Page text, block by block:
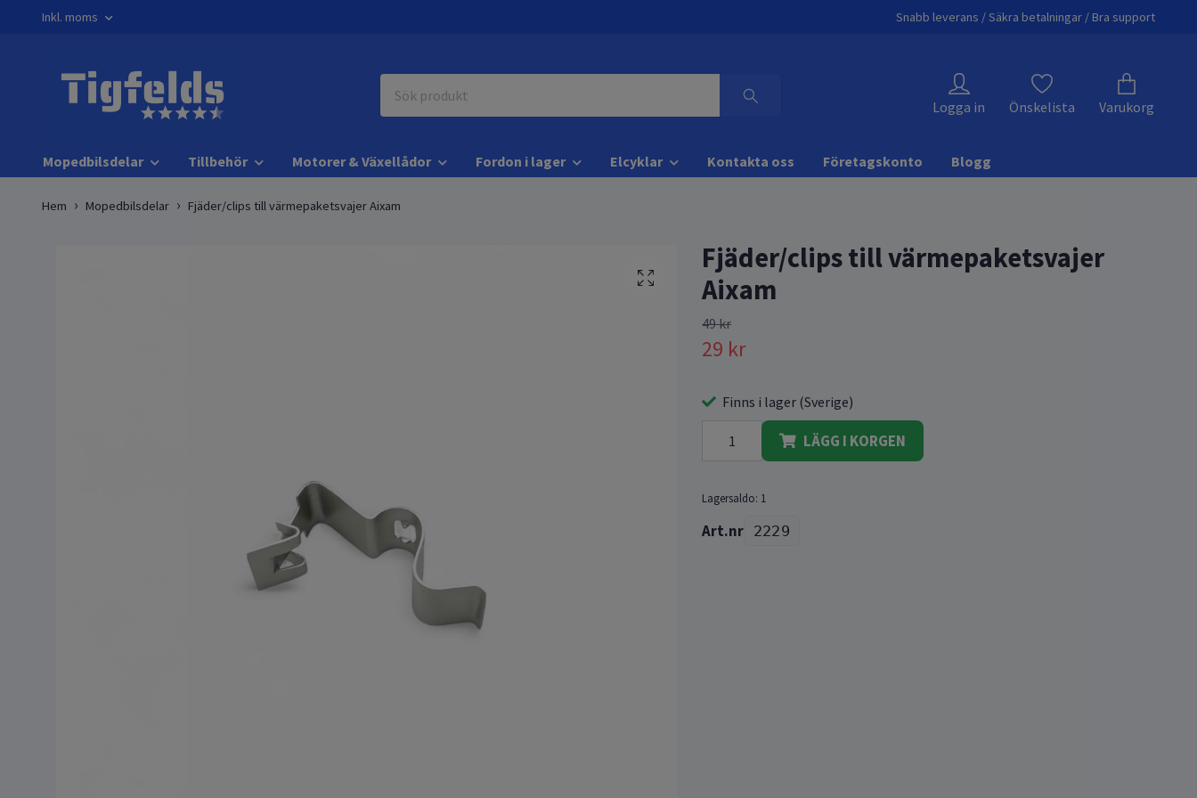
Inkl. moms Snabb leverans / Säkra betalningar / Bra support
Logga in Önskelista Varukorg
Mopedbilsdelar Tillbehör Motorer & Växellådor Fordon i lager Elcyklar Kontakta oss Företagskonto Blogg
Hem Mopedbilsdelar Fjäder/clips till värmepaketsvajer Aixam
Fjäder/clips till värmepaketsvajer
Aixam
49 kr
29 kr
Finns i lager (Sverige)
LÄGG I KORGEN
Lagersaldo: 1
2229